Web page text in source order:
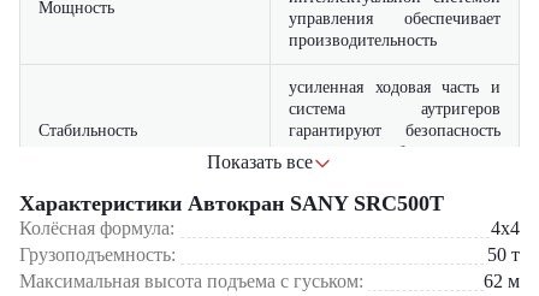
Мощность
управления обеспечивает
производительность
Стабильность
усиленная ходовая часть и
система аутригеров
гарантируют безопасность
при работе с
максимальными нагрузками
Точность
электронная система
управления обеспечивает
плавность хода и
прецизионный контроль
Сфера применения:
крупное промышленное строительство
монтаж тяжелого оборудования
Показать все
Характеристики Автокран SANY SRC500T
Колёсная формула:
4x4
Грузоподъемность:
50 т
Максимальная высота подъема с гуськом:
62 м